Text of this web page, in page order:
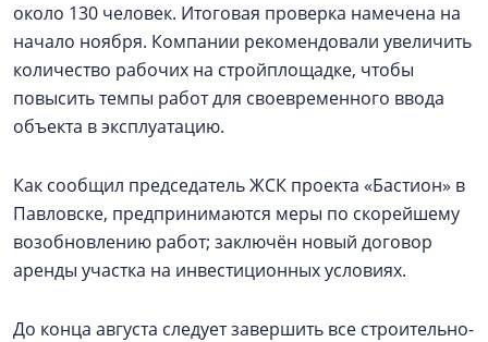
около 130 человек. Итоговая проверка намечена на
начало ноября. Компании рекомендовали увеличить
количество рабочих на стройплощадке, чтобы
повысить темпы работ для своевременного ввода
объекта в эксплуатацию.
Как сообщил председатель ЖСК проекта «Бастион» в
Павловске, предпринимаются меры по скорейшему
возобновлению работ; заключён новый договор
аренды участка на инвестиционных условиях.
До конца августа следует завершить все строительно-